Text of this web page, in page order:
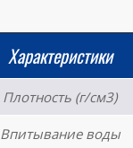
Характеристики
Плотность (г/см3)
Впитывание воды